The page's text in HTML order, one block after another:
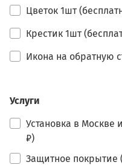
Цветок 1шт
Крестик 1шт
Икона на обратную
Услуги
Установка в Москве
₽)
Защитное покрытие